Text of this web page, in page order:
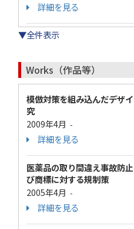
詳細を見る
▼全件表示
Works（作品等）
模倣対策を組み込んだデザ
究
2009年4月 -
詳細を見る
医薬品の取り間違え事故防
び商標に対する規制策
2005年4月 -
詳細を見る